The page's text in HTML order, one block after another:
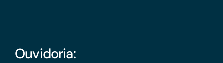
Ouvidoria: